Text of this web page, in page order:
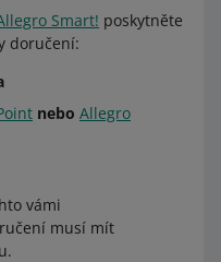
Česko
18,49 Kč
Smart! poskytněte
doručení:
nebo Allegro
vámi
musí mít